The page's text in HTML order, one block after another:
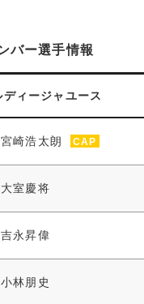
バー選手情報
ディージャユース
宮崎浩太朗 CAP
大室慶将
吉永昇偉
小林朋史